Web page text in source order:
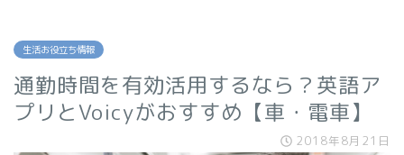
生活お役立ち情報
通勤時間を有効活用するなら？英語ア
プリとVoicyがおすすめ【車・電車】
2018年8月21日